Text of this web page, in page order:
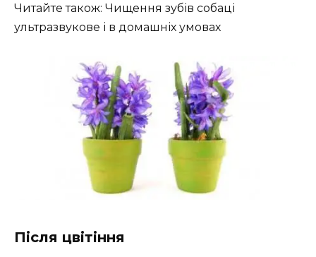
Читайте також: Чищення зубів собаці
ультразвукове і в домашніх умовах
Після цвітіння